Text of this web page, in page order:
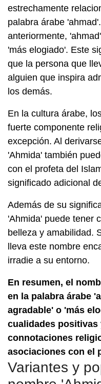
estrechamente
palabra árabe
anteriormente,
'más elogiado'. Este
que la persona que
alguien que inspira
los demás.
En la cultura árabe,
fuerte componente
excepción. Al
'Ahmida' también
con el profeta del
significado adicional
Además de su
'Ahmida' puede tener
belleza y amabilidad.
lleva este nombre
irradie a su entorno.
En resumen, el
en la palabra árabe
agradable' o 'más
cualidades positivas
connotaciones
asociaciones con el
Variantes y